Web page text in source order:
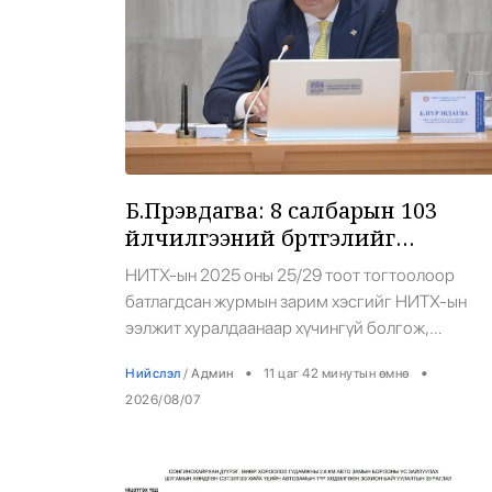
Б.Пүрэвдагва: 8 салбарын 103
үйлчилгээний бүртгэлийг
цуцалснаар бизнес эрхлэхэд
таатай нөхцөл бүрдэнэ
НИТХ-ын 2025 оны 25/29 тоот тогтоолоор
батлагдсан журмын зарим хэсгийг НИТХ-ын
ээлжит хуралдаанаар хүчингүй болгож,
нийслэлийн бизнес эрхлэгчдийг чөлөөллөө.
Нийслэлийн Засаг дарга бөгөөд Улаанбаатар
болох вэ гэдэг өнцгөөс шийдвэрүүдээ гаргаж
Нийслэл / Админ • 11 цаг 42 минутын өмнө •
2026/08/07